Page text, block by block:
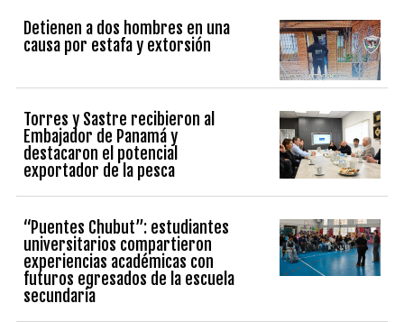
Detienen a dos hombres en una
causa por estafa y extorsión
Torres y Sastre recibieron al
Embajador de Panamá y
destacaron el potencial
exportador de la pesca
“Puentes Chubut”: estudiantes
universitarios compartieron
experiencias académicas con
futuros egresados de la escuela
secundaria